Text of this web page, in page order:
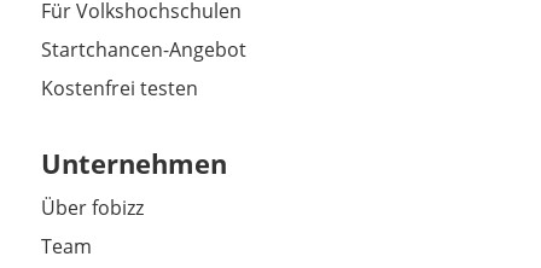
Für Volkshochschulen
Startchancen-Angebot
Kostenfrei testen
Unternehmen
Über fobizz
Team